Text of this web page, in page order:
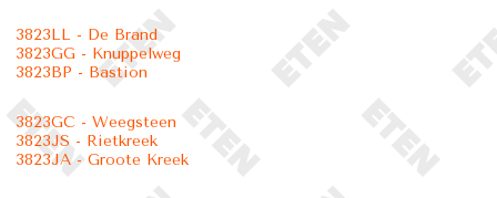
3823LL - De Brand
3823GG - Knuppelweg
3823BP - Bastion
3823GC - Weegsteen
3823JS - Rietkreek
3823JA - Groote Kreek